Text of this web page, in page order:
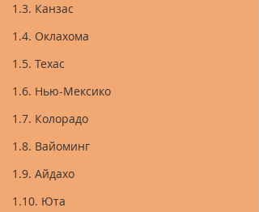
1.3. Канзас
1.4. Оклахома
1.5. Техас
1.6. Нью-Мексико
1.7. Колорадо
1.8. Вайоминг
1.9. Айдахо
1.10. Юта